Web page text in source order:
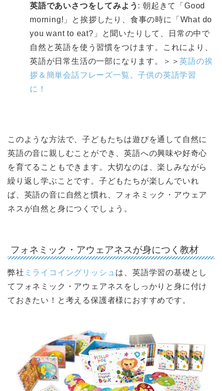
英語であいさつをしてみよう : 朝起きて「Good
morning!」と挨拶したり、食事の時に「What do
you want to eat?」と聞いたりして、日常の中で
自然と英語を使う習慣をつけます。これにより、
英語が日常生活の一部になります。＞＞英語の挨
拶＆簡単会話フレーズ一覧。子供の英語学習
に！
このような方法で、子どもたちは遊びを通して自然に
英語の音に親しむことができ、英語への興味や好奇心
を育てることもできます。大切なのは、楽しみながら
繰り返し学ぶことです。子どもたちが楽しんでいれ
ば、英語の音に自然と慣れ、フォネミック・アウェア
ネスが自然と身につくでしょう。
フォネミック・アウェアネスが身につく教材
弊社 ミライコイングリッシュ は、英語学習の基礎とし
てフォネミック・アウェアネスをしっかりと身に付け
ておきたい！と考える保護者様におすすめです。